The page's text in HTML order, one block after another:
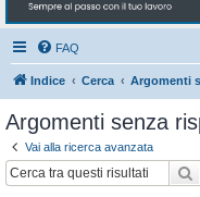
FAQ
Indice Cerca Argomenti
Argomenti senza
Vai alla ricerca avanzata